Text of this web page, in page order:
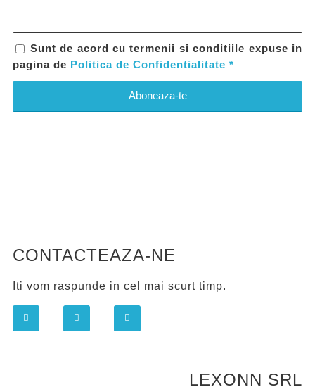
Sunt de acord cu termenii si conditiile expuse in
pagina de Politica de Confidentialitate *
CONTACTEAZA-NE
Iti vom raspunde in cel mai scurt timp.
LEXONN SRL